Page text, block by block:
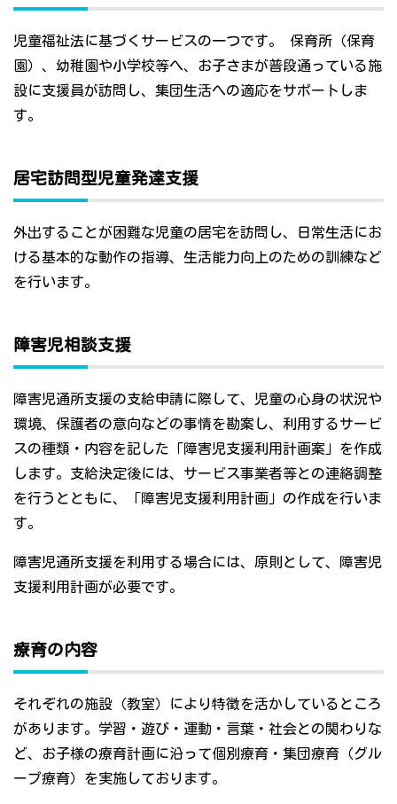
児童福祉法に基づくサービスの一つです。 保育所（保育
園）、幼稚園や小学校等へ、お子さまが普段通っている施
設に支援員が訪問し、集団生活への適応をサポートしま
す。
居宅訪問型児童発達支援
外出することが困難な児童の居宅を訪問し、日常生活にお
ける基本的な動作の指導、生活能力向上のための訓練など
を行います。
障害児相談支援
障害児通所支援の支給申請に際して、児童の心身の状況や
環境、保護者の意向などの事情を勘案し、利用するサービ
スの種類・内容を記した「障害児支援利用計画案」を作成
します。支給決定後には、サービス事業者等との連絡調整
を行うとともに、「障害児支援利用計画」の作成を行いま
す。
障害児通所支援を利用する場合には、原則として、障害児
支援利用計画が必要です。
療育の内容
それぞれの施設（教室）により特徴を活かしているところ
があります。学習・遊び・運動・言葉・社会との関わりな
ど、お子様の療育計画に沿って個別療育・集団療育（グル
ープ療育）を実施しております。